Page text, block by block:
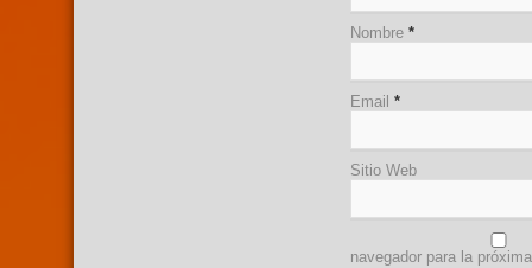
Nombre *
Email *
Sitio Web
navegador para la